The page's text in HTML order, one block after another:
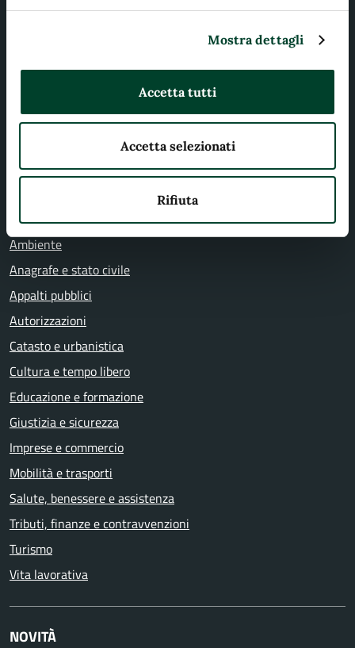
Mostra dettagli
Accetta tutti
Accetta selezionati
Rifiuta
Politici
Personale amministrativo
Documenti e dati
Agricoltura e pesca
Ambiente
Anagrafe e stato civile
Appalti pubblici
Autorizzazioni
Catasto e urbanistica
Cultura e tempo libero
Educazione e formazione
Giustizia e sicurezza
Imprese e commercio
Mobilità e trasporti
Salute, benessere e assistenza
Tributi, finanze e contravvenzioni
Turismo
Vita lavorativa
NOVITÀ